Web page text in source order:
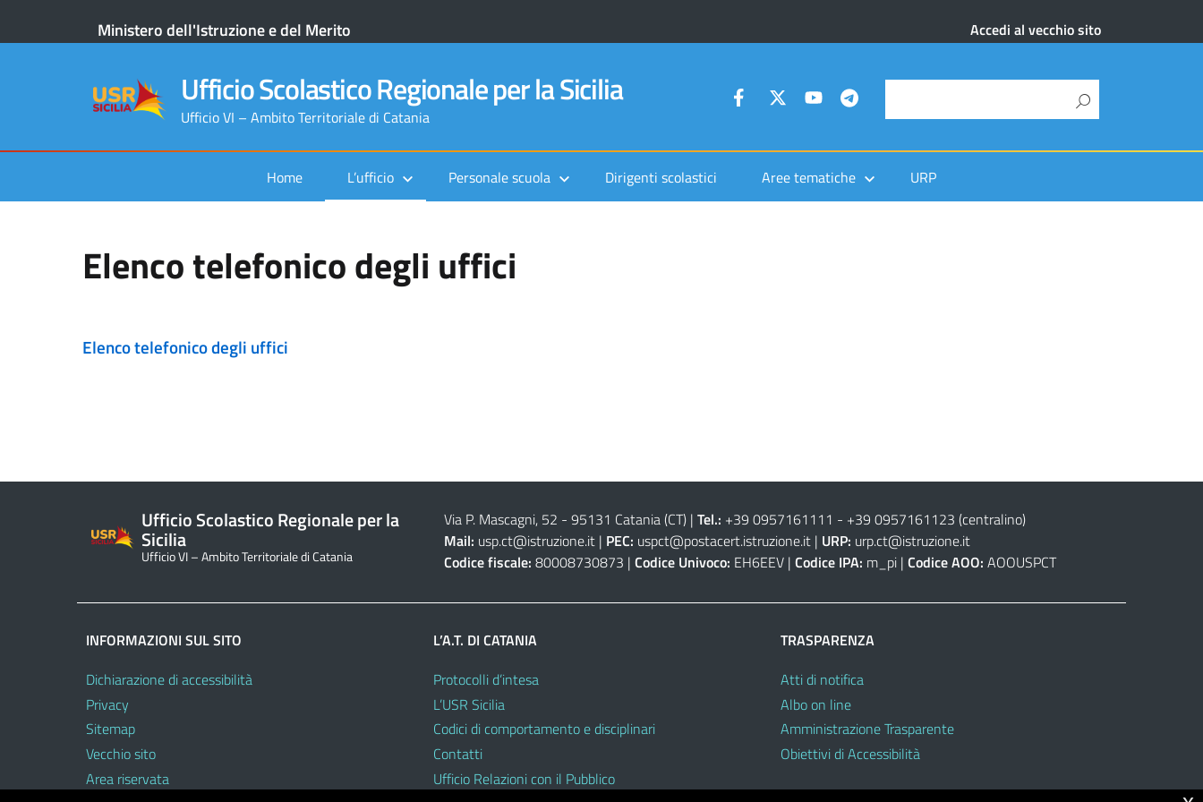
Ministero dell'Istruzione e del Merito Accedi al vecchio sito
Ufficio Scolastico Regionale per la Sicilia
Ufficio VI – Ambito Territoriale di Catania
Home L’ufficio Personale scuola Dirigenti scolastici Aree tematiche URP
Elenco telefonico degli uffici
Elenco telefonico degli uffici
Ufficio Scolastico Regionale per la
Sicilia
Ufficio VI – Ambito Territoriale di Catania
Via P. Mascagni, 52 - 95131 Catania (CT)| Tel.: +39 0957161111 - +39 0957161123 (centralino)
Mail: usp.ct@istruzione.it| PEC: uspct@postacert.istruzione.it| URP: urp.ct@istruzione.it
Codice fiscale: 80008730873 | Codice Univoco: EH6EEV | Codice IPA: m_pi | Codice AOO: AOOUSPCT
INFORMAZIONI SUL SITO
Dichiarazione di accessibilità
Privacy
Sitemap
Vecchio sito
Area riservata
L’A.T. DI CATANIA
Protocolli d’intesa
L’USR Sicilia
Codici di comportamento e disciplinari
Contatti
Ufficio Relazioni con il Pubblico
TRASPARENZA
Atti di notifica
Albo on line
Amministrazione Trasparente
Obiettivi di Accessibilità